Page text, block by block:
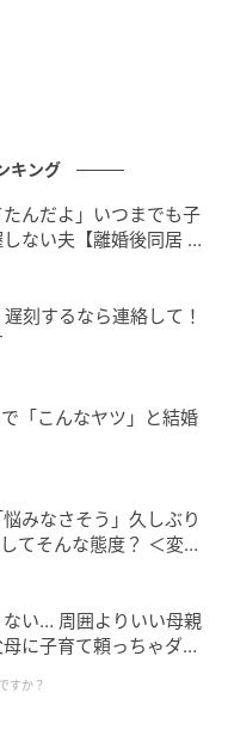
で、理解度を深めて
ます。本問題は引き
算の問題もありま
てください。
記事においては、
。
とを、ご了承くだ
。現在はプロの家庭
私立中学や高校の
行っている。たくさ
題を作成し、どんな
の作成を志してい
キング
たんだよ」いつまでも子
ない夫【離婚後同居 Vo
刻するなら連絡して！
「こんなヤツ」と結婚
悩みなさそう」久しぶり
てそんな態度？ ＜変わ
い… 周囲よりいい母親
に子育て頼っちゃダメ
すか？